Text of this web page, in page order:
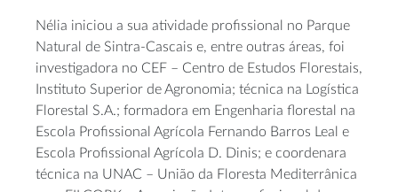
Nélia iniciou a sua atividade profissional no Parque
Natural de Sintra-Cascais e, entre outras áreas, foi
investigadora no CEF – Centro de Estudos Florestais,
Instituto Superior de Agronomia; técnica na Logística
Florestal S.A.; formadora em Engenharia florestal na
Escola Profissional Agrícola Fernando Barros Leal e
Escola Profissional Agrícola D. Dinis; e coordenara
técnica na UNAC – União da Floresta Mediterrânica